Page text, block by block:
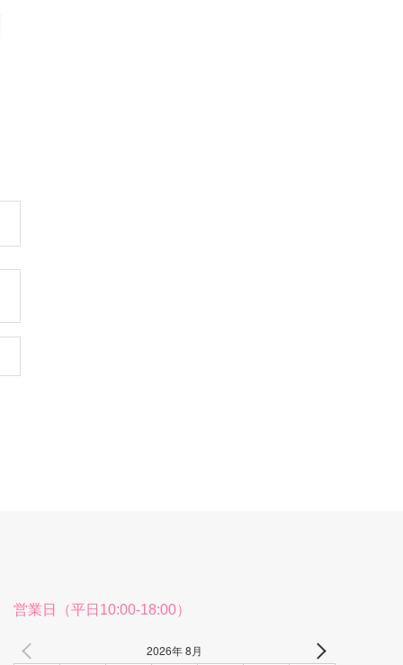
営業日（平日10:00-18:00）
2026年 8月